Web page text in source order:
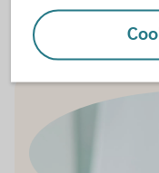
Se Pengar & Sånt